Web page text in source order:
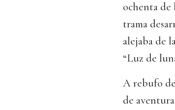
ochenta de
trama
alejaba de
“Luz de
A rebufo
de